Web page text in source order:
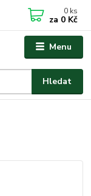
Menu
Hledat
0 ks
za 0 Kč